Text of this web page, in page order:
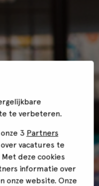
te verbeteren.
3 Partners
vacatures te
deze cookies
informatie over
onze website. Onze